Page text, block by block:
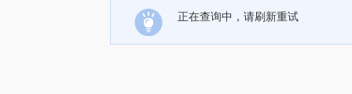
正在查询中，请刷新重试